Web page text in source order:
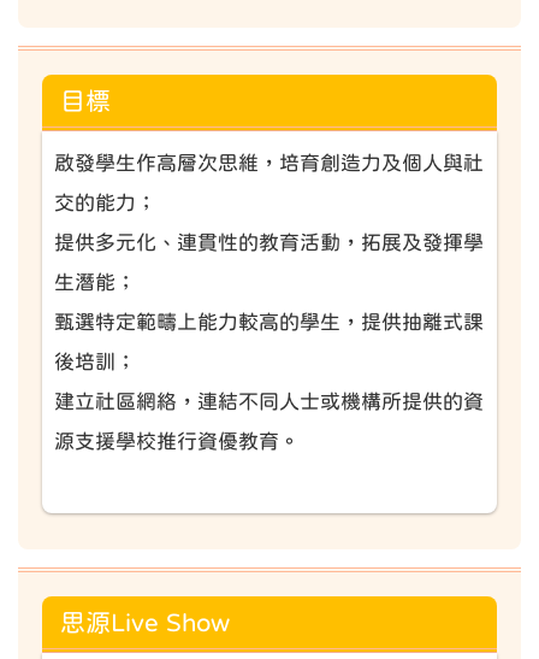
目標
啟發學生作高層次思維，培育創造力及個人與社
交的能力；
提供多元化、連貫性的教育活動，拓展及發揮學
生潛能；
甄選特定範疇上能力較高的學生，提供抽離式課
後培訓；
建立社區網絡，連結不同人士或機構所提供的資
源支援學校推行資優教育。
思源Live Show